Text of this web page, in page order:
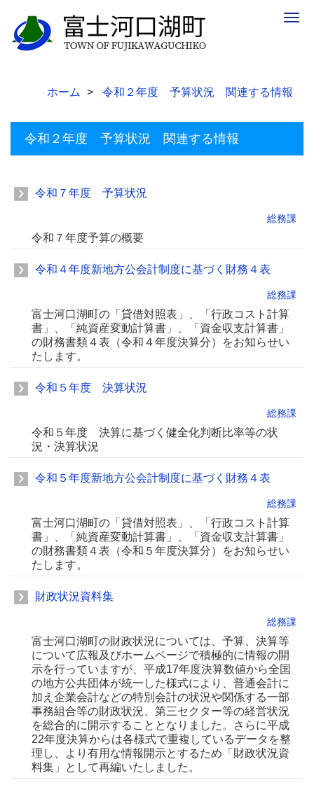
ホーム 令和２年度 予算状況 関連する情報
令和２年度 予算状況 関連する情報
令和７年度 予算状況
総務課
令和７年度予算の概要
令和４年度新地方公会計制度に基づく財務４表
総務課
富士河口湖町の「貸借対照表」、「行政コスト計算
書」、「純資産変動計算書」、「資金収支計算書」
の財務書類４表（令和４年度決算分）をお知らせい
たします。
令和５年度 決算状況
総務課
令和５年度 決算に基づく健全化判断比率等の状
況・決算状況
令和５年度新地方公会計制度に基づく財務４表
総務課
富士河口湖町の「貸借対照表」、「行政コスト計算
書」、「純資産変動計算書」、「資金収支計算書」
の財務書類４表（令和５年度決算分）をお知らせい
たします。
財政状況資料集
総務課
富士河口湖町の財政状況については、予算、決算等
について広報及びホームページで積極的に情報の開
示を行っていますが、平成17年度決算数値から全国
の地方公共団体が統一した様式により、普通会計に
加え企業会計などの特別会計の状況や関係する一部
事務組合等の財政状況、第三セクター等の経営状況
を総合的に開示することとなりました。さらに平成
22年度決算からは各様式で重複しているデータを整
理し、より有用な情報開示とするため「財政状況資
料集」として再編いたしました。